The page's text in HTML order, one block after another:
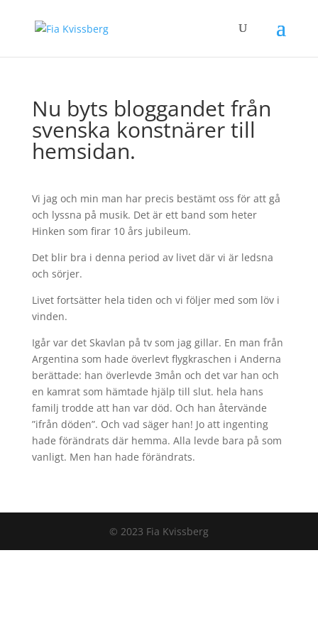
Nu byts bloggandet från
svenska konstnärer till
hemsidan.
Vi jag och min man har precis bestämt oss för att gå
och lyssna på musik. Det är ett band som heter
Hinken som firar 10 års jubileum.
Det blir bra i denna period av livet där vi är ledsna
och sörjer.
Livet fortsätter hela tiden och vi följer med som löv i
vinden.
Igår var det Skavlan på tv som jag gillar. En man från
Argentina som hade överlevt flygkraschen i Anderna
berättade: han överlevde 3mån och det var han och
en kamrat som hämtade hjälp till slut. hela hans
familj trodde att han var död. Och han återvände
”ifrån döden”. Och vad säger han! Jo att ingenting
hade förändrats där hemma. Alla levde bara på som
vanligt. Men han hade förändrats.
© 2023 Fia Kvissberg